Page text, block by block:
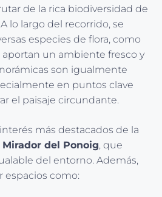
de la rica biodiversidad de
lo largo del recorrido, se
especies de flora, como
aportan un ambiente fresco y
son igualmente
en puntos clave
el paisaje circundante.
más destacados de la
Mirador del Ponoig, que
del entorno. Además,
espacios como: